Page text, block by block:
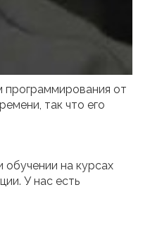
программирования от
так что его
обучении на курсах
У нас есть